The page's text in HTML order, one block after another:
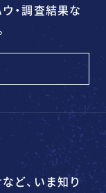
・調査結果な
ど、いま知り